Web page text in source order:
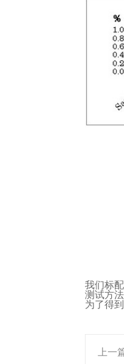
我们标
测试方
为了得
上一